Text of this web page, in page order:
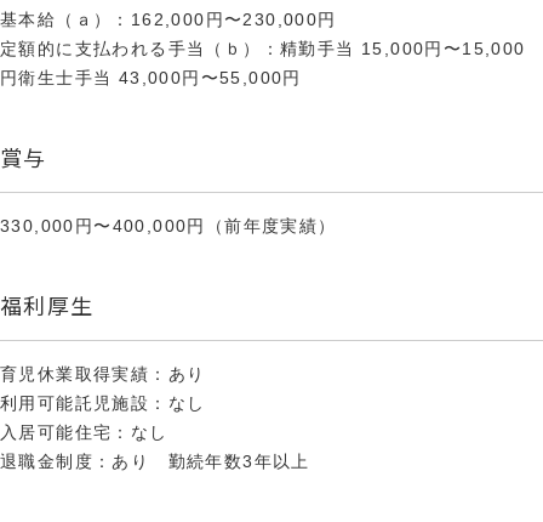
基本給（ａ）：162,000円〜230,000円
定額的に支払われる手当（ｂ）：精勤手当 15,000円〜15,000
円衛生士手当 43,000円〜55,000円
賞与
330,000円〜400,000円（前年度実績）
福利厚生
育児休業取得実績：あり
利用可能託児施設：なし
入居可能住宅：なし
退職金制度：あり 勤続年数3年以上